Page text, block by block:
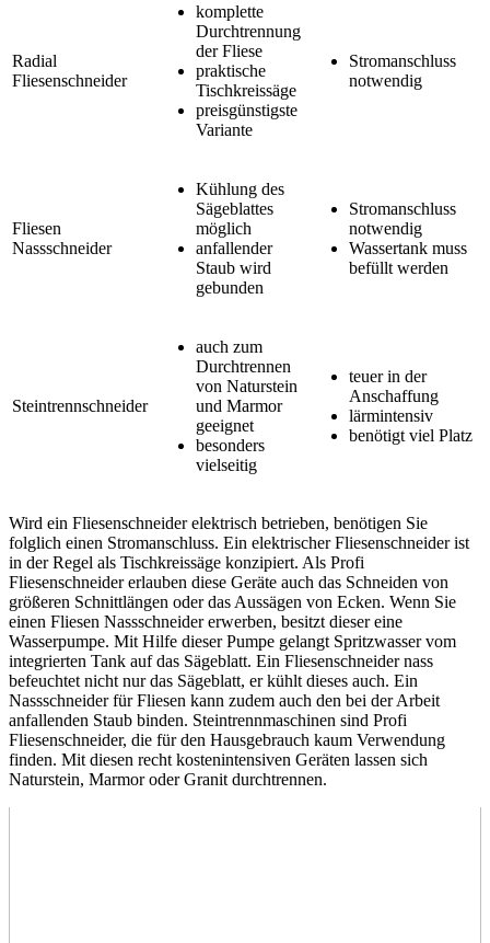
Radial
Fliesenschneider
komplette
Durchtrennung
der Fliese
praktische
Tischkreissäge
preisgünstigste
Variante
Stromanschluss
notwendig
Fliesen
Nassschneider
Kühlung des
Sägeblattes
möglich
anfallender
Staub wird
gebunden
Stromanschluss
notwendig
Wassertank muss
befüllt werden
Steintrennschneider
auch zum
Durchtrennen
von Naturstein
und Marmor
geeignet
besonders
vielseitig
teuer in der
Anschaffung
lärmintensiv
benötigt viel Platz
Wird ein Fliesenschneider elektrisch betrieben, benötigen Sie
folglich einen Stromanschluss. Ein elektrischer Fliesenschneider ist
in der Regel als Tischkreissäge konzipiert. Als Profi
Fliesenschneider erlauben diese Geräte auch das Schneiden von
größeren Schnittlängen oder das Aussägen von Ecken. Wenn Sie
einen Fliesen Nassschneider erwerben, besitzt dieser eine
Wasserpumpe. Mit Hilfe dieser Pumpe gelangt Spritzwasser vom
integrierten Tank auf das Sägeblatt. Ein Fliesenschneider nass
befeuchtet nicht nur das Sägeblatt, er kühlt dieses auch. Ein
Nassschneider für Fliesen kann zudem auch den bei der Arbeit
anfallenden Staub binden. Steintrennmaschinen sind Profi
Fliesenschneider, die für den Hausgebrauch kaum Verwendung
finden. Mit diesen recht kostenintensiven Geräten lassen sich
Naturstein, Marmor oder Granit durchtrennen.